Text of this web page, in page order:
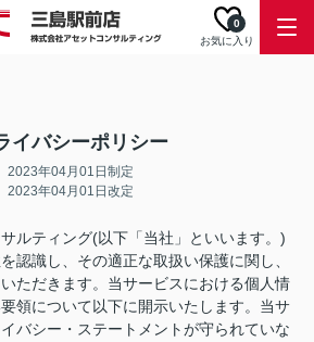
お気に入り
0
イバシーポリシー
2023年04月01日制定
2023年04月01日改定
ルティング(以下「当社」といいます。)
認識し、その適正な取扱い保護に関し、
ただきます。当サービスにおける個人情
領について以下に開示いたします。当サ
バシー・ステートメントが守られていな